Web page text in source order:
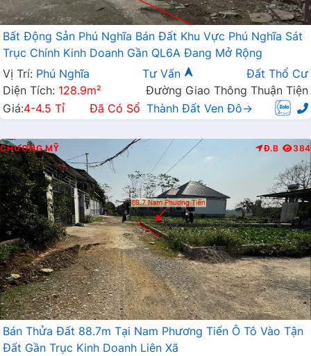
Bất Động Sản Phú Nghĩa Bán Đất Khu Vực Phú Nghĩa Sát
Trục Chính Kinh Doanh Gần QL6A Đang Mở Rộng
Vị Trí: Phú Nghĩa Tư Vấn
Đất Thổ Cư
Diện Tích: 128.9m²
Đường Giao Thông Thuận Tiện
Giá:4-4.5 Tỉ Đã Có Sổ Thành Đất Ven Đô→
CHƯƠNG MỸ Đ.B 384
Bán Thửa Đất 88.7m Tại Nam Phương Tiến Ô Tô Vào Tận
Đất Gần Trục Kinh Doanh Liên Xã